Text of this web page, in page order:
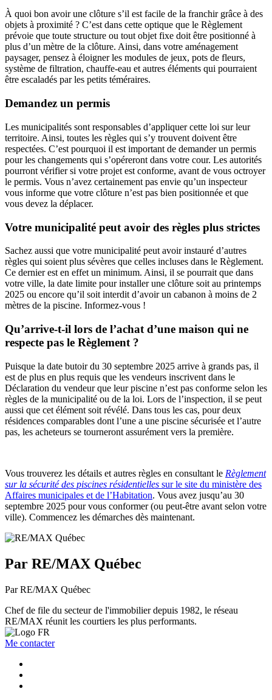
À quoi bon avoir une clôture s’il est facile de la franchir grâce à des
objets à proximité ? C’est dans cette optique que le Règlement
prévoie que toute structure ou tout objet fixe doit être positionné à
plus d’un mètre de la clôture. Ainsi, dans votre aménagement
paysager, pensez à éloigner les modules de jeux, pots de fleurs,
système de filtration, chauffe-eau et autres éléments qui pourraient
être escaladés par les petits téméraires.
Demandez un permis
Les municipalités sont responsables d’appliquer cette loi sur leur
territoire. Ainsi, toutes les règles qui s’y trouvent doivent être
respectées. C’est pourquoi il est important de demander un permis
pour les changements qui s’opéreront dans votre cour. Les autorités
pourront vérifier si votre projet est conforme, avant de vous octroyer
le permis. Vous n’avez certainement pas envie qu’un inspecteur
vous informe que votre clôture n’est pas bien positionnée et que
vous devez la déplacer.
Votre municipalité peut avoir des règles plus strictes
Sachez aussi que votre municipalité peut avoir instauré d’autres
règles qui soient plus sévères que celles incluses dans le Règlement.
Ce dernier est en effet un minimum. Ainsi, il se pourrait que dans
votre ville, la date limite pour installer une clôture soit au printemps
2025 ou encore qu’il soit interdit d’avoir un cabanon à moins de 2
mètres de la piscine. Informez-vous !
Qu’arrive-t-il lors de l’achat d’une maison qui ne
respecte pas le Règlement ?
Puisque la date butoir du 30 septembre 2025 arrive à grands pas, il
est de plus en plus requis que les vendeurs inscrivent dans le
Déclaration du vendeur que leur piscine n’est pas conforme selon les
règles de la municipalité ou de la loi. Lors de l’inspection, il se peut
aussi que cet élément soit révélé. Dans tous les cas, pour deux
résidences comparables dont l’une a une piscine sécurisée et l’autre
pas, les acheteurs se tourneront assurément vers la première.
Vous trouverez les détails et autres règles en consultant le Règlement
sur la sécurité des piscines résidentielles sur le site du ministère des
Affaires municipales et de l’Habitation. Vous avez jusqu’au 30
septembre 2025 pour vous conformer (ou peut-être avant selon votre
ville). Commencez les démarches dès maintenant.
Par RE/MAX Québec
Par RE/MAX Québec
Chef de file du secteur de l'immobilier depuis 1982, le réseau
RE/MAX réunit les courtiers les plus performants.
Me contacter